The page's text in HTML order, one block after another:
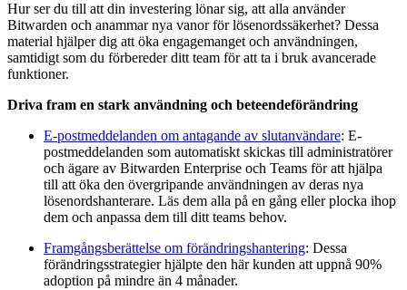
Hur ser du till att din investering lönar sig, att alla använder
Bitwarden och anammar nya vanor för lösenordssäkerhet? Dessa
material hjälper dig att öka engagemanget och användningen,
samtidigt som du förbereder ditt team för att ta i bruk avancerade
funktioner.
Driva fram en stark användning och beteendeförändring
E-postmeddelanden om antagande av slutanvändare: E-
postmeddelanden som automatiskt skickas till administratörer
och ägare av Bitwarden Enterprise och Teams för att hjälpa
till att öka den övergripande användningen av deras nya
lösenordshanterare. Läs dem alla på en gång eller plocka ihop
dem och anpassa dem till ditt teams behov.
Framgångsberättelse om förändringshantering: Dessa
förändringsstrategier hjälpte den här kunden att uppnå 90%
adoption på mindre än 4 månader.